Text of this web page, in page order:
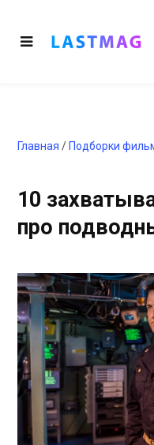
Главная / Подборки
10
про